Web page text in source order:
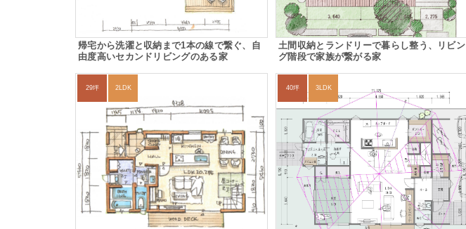
帰宅から洗濯と収納まで1本の線で繋ぐ、自
由度高いセカンドリビングのある家
土間収納とランドリーで暮らし整う、リビン
グ階段で家族が繋がる家
29坪 2LDK 40坪 3LDK